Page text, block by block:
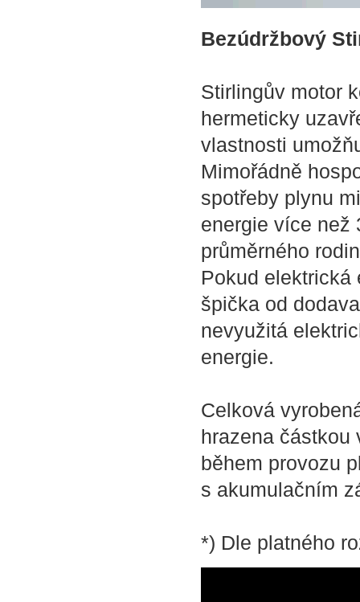
Bezúdržbový
Stirlingův motor
hermeticky
vlastnosti
Mimořádně
spotřeby plynu
energie více než
průměrného
Pokud elektrická
špička od
nevyužitá
energie.
Celková
hrazena částkou
během provozu
s akumulačním
*) Dle platného